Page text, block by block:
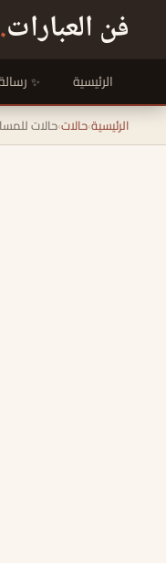
فن العبارات.
الرئيسية
الرئيسية›حالات›حالات